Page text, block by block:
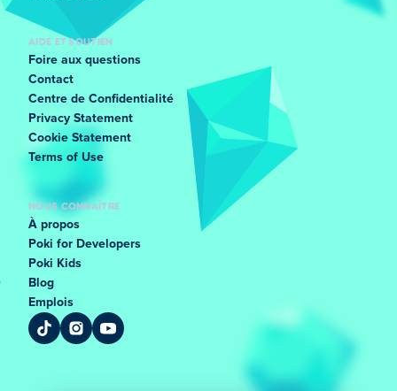
AIDE ET SOUTIEN
Foire aux questions
Contact
Centre de Confidentialité
Privacy Statement
Cookie Statement
Terms of Use
NOUS CONNAÎTRE
À propos
Poki for Developers
Poki Kids
Blog
Emplois